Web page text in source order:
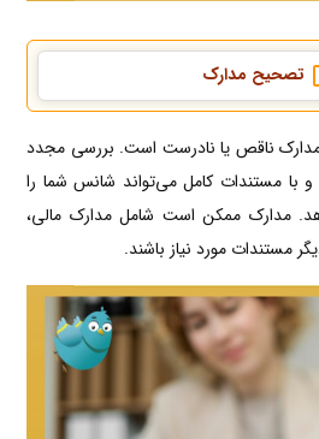
تصحیح مدارک
مدارک ناقص یا نادرست است. بررسی مجدد
با مستندات کامل می‌تواند شانس شما را
مدارک ممکن است شامل مدارک مالی،
مستندات مورد نیاز باشند.